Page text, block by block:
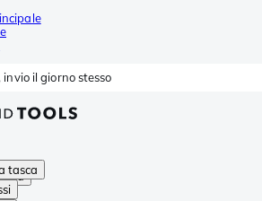
il giorno stesso
tasca